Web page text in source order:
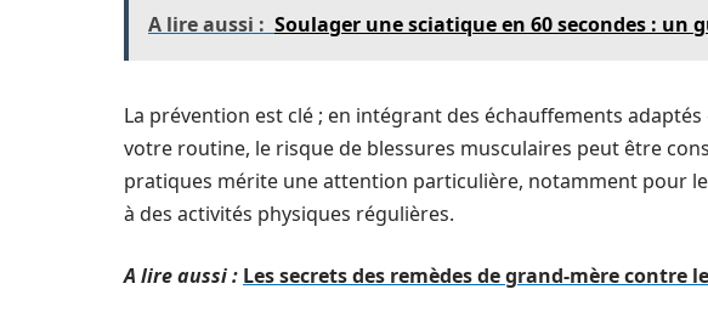
A lire aussi : Soulager une sciatique en 60 secondes : un
La prévention est clé ; en intégrant des échauffements
votre routine, le risque de blessures musculaires peut être
pratiques mérite une attention particulière, notamment pour
à des activités physiques régulières.
A lire aussi : Les secrets des remèdes de grand-mère contre